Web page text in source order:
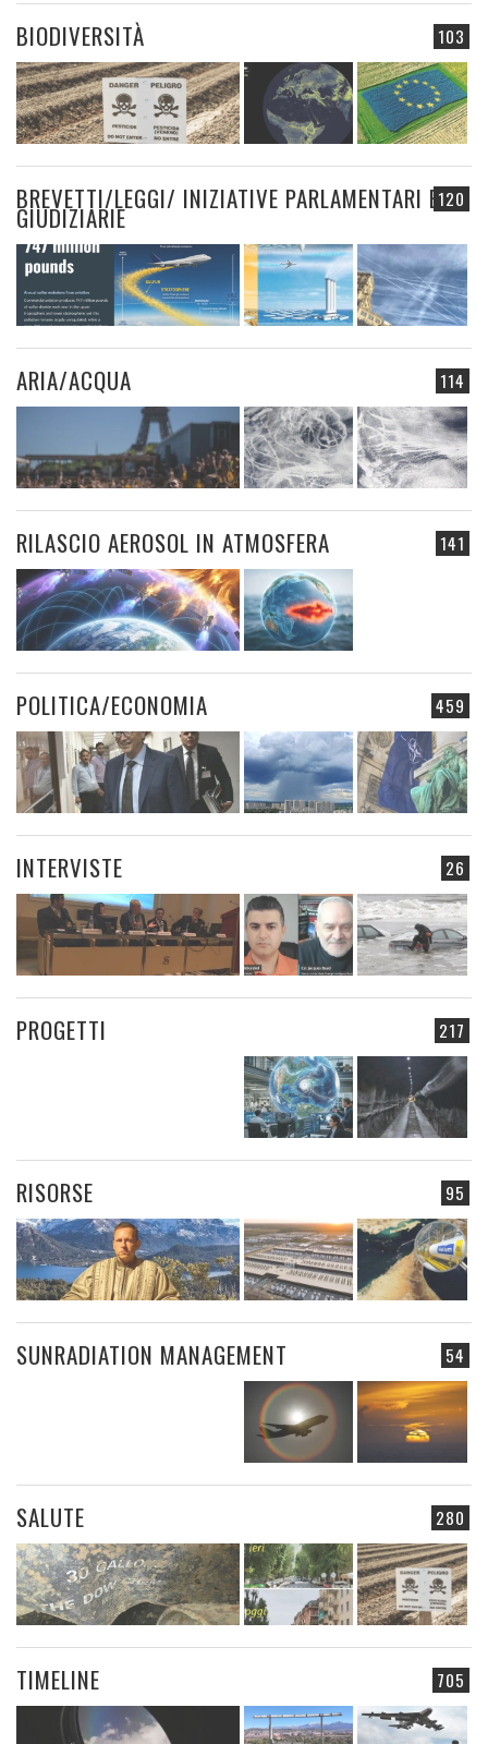
103
BIODIVERSITÀ
120
BREVETTI/LEGGI/ INIZIATIVE PARLAMENTARI E
GIUDIZIARIE
114
ARIA/ACQUA
141
RILASCIO AEROSOL IN ATMOSFERA
459
POLITICA/ECONOMIA
26
INTERVISTE
217
PROGETTI
95
RISORSE
54
SUNRADIATION MANAGEMENT
280
SALUTE
705
TIMELINE